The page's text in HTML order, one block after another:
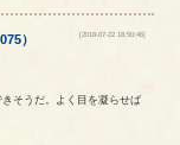
） [2018-07-22 18:50:46]
そうだ。よく目を凝らせば